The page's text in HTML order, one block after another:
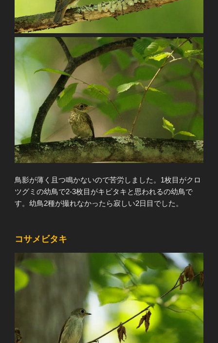
鳥影が薄く且つ鳴かないので苦労しました。1枚目がクロ
ツグミの幼鳥で2-3枚目がキビタキと思われるの幼鳥で
す。幼鳥2種が撮れなかったら寂しい2日目でした。
コサメビタキ